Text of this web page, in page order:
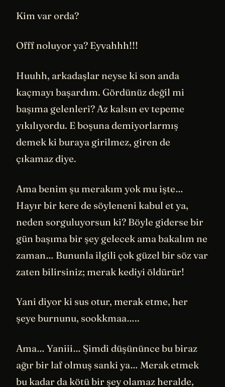
Kim var orda?
Offf noluyor ya? Eyvahhh!!!
Huuhh, arkadaşlar neyse ki son anda
kaçmayı başardım. Gördünüz değil mi
başıma gelenleri? Az kalsın ev tepeme
yıkılıyordu. E boşuna demiyorlarmış
demek ki buraya girilmez, giren de
çıkamaz diye.
Ama benim şu merakım yok mu işte…
Hayır bir kere de söyleneni kabul et ya,
neden sorguluyorsun ki? Böyle giderse bir
gün başıma bir şey gelecek ama bakalım ne
zaman… Bununla ilgili çok güzel bir söz var
zaten bilirsiniz; merak kediyi öldürür!
Yani diyor ki sus otur, merak etme, her
şeye burnunu, sookkmaa…..
Ama… Yaniii… Şimdi düşününce bu biraz
ağır bir laf olmuş sanki ya… Merak etmek
bu kadar da kötü bir şey olamaz heralde,